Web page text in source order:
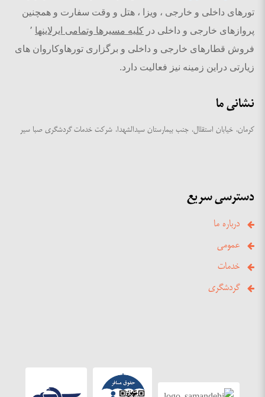
تورهای داخلی و خارجی ، ویزا ، هتل و وقت سفارت و همچنین
پروازهای خارجی و داخلی در کلیه مسیرها وتمامی ایرلاینها ٬
فروش قطارهای خارجی و داخلی و برگزاری تورهاوکاروان های
زیارتی دراین زمینه نیز فعالیت دارد.
نشانی ما
کرمان، خیابان استقلال، جنب بیمارستان سیدالشهدا، شرکت خدمات گردشگری صبا سیر
دسترسی سریع
درباره ما
عمومی
خدمات
گردشگری